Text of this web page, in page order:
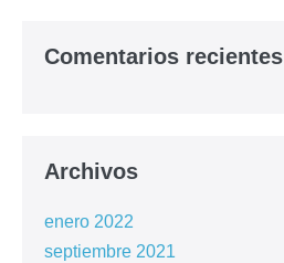
Comentarios recientes
Archivos
enero 2022
septiembre 2021